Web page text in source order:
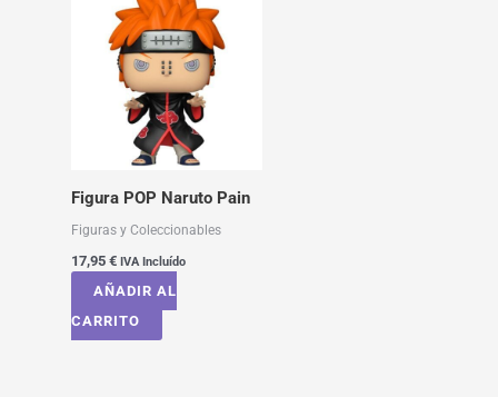
Figura POP Naruto Pain
Figuras y Coleccionables
17,95 € IVA Incluído
AÑADIR AL
CARRITO